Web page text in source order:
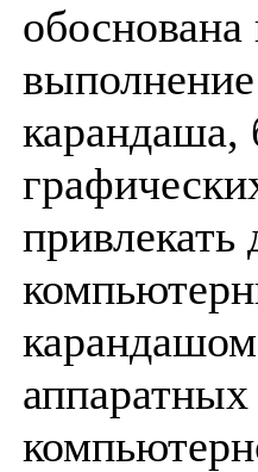
карандаша,